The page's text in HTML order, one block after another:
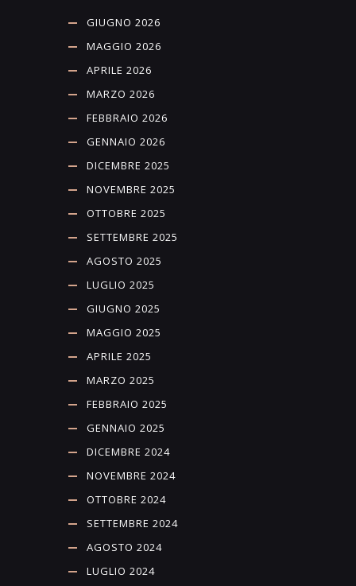
GIUGNO 2026
MAGGIO 2026
APRILE 2026
MARZO 2026
FEBBRAIO 2026
GENNAIO 2026
DICEMBRE 2025
NOVEMBRE 2025
OTTOBRE 2025
SETTEMBRE 2025
AGOSTO 2025
LUGLIO 2025
GIUGNO 2025
MAGGIO 2025
APRILE 2025
MARZO 2025
FEBBRAIO 2025
GENNAIO 2025
DICEMBRE 2024
NOVEMBRE 2024
OTTOBRE 2024
SETTEMBRE 2024
AGOSTO 2024
LUGLIO 2024